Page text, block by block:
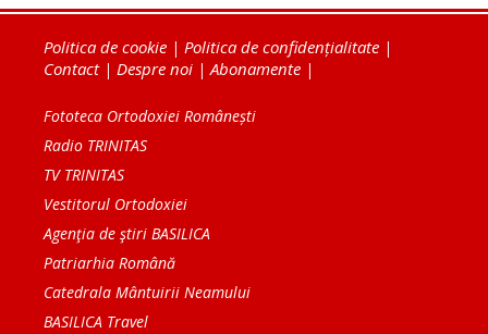
Politica de cookie | Politica de confidențialitate |
Contact| Despre noi |Abonamente |
Fototeca Ortodoxiei Românești
Radio TRINITAS
TV TRINITAS
Vestitorul Ortodoxiei
Agenţia de ştiri BASILICA
Patriarhia Română
Catedrala Mântuirii Neamului
BASILICA Travel